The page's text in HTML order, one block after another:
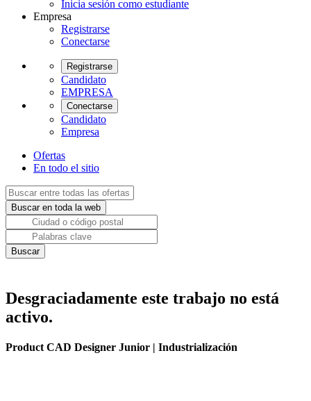
Inicia sesión como estudiante
Empresa
Registrarse
Conectarse
Registrarse
Candidato
EMPRESA
Conectarse
Candidato
Empresa
Ofertas
En todo el sitio
Desgraciadamente este trabajo no está
activo.
Product CAD Designer Junior | Industrialización